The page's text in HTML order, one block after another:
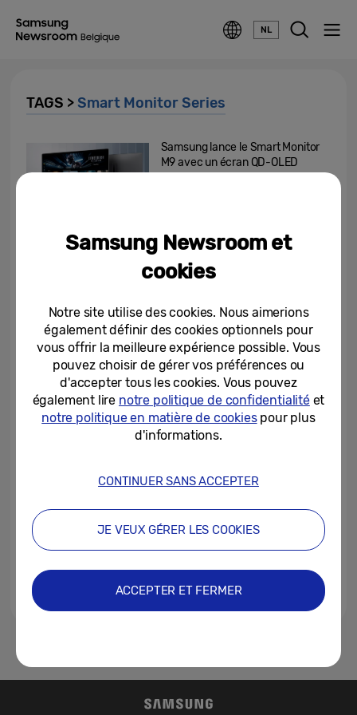
NL
TAGS > Smart Monitor Series
Samsung lance le Smart Monitor
M9 avec un écran QD-OLED
Le Xbox Game Pass disponible
Samsung vend plus d’un million
de Smart Monitors dans le
monde
25-04-2022
Samsung annonce la série
Smart Monitor M8, élégante et
28-03-2022
Regarder la télévision et
travailler sur un seul écran : c’est
possible avec les Smart...
16-08-2021
Samsung Newsroom et
cookies
Notre site utilise des cookies. Nous aimerions
également définir des cookies optionnels pour
vous offrir la meilleure expérience possible. Vous
pouvez choisir de gérer vos préférences ou
d'accepter tous les cookies. Vous pouvez
également lire notre politique de confidentialitéet
notre politique en matière de cookiespour plus
d'informations.
CONTINUER SANS ACCEPTER
JE VEUX GÉRER LES COOKIES
ACCEPTER ET FERMER